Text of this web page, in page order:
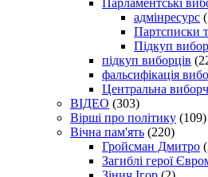
адмінресурс
Партсписки
Підкуп
підкуп виборців
фальсифікація
Центральна
ВІДЕО (303)
Вірші про політику (109)
Вічна пам'ять (220)
Гройсман Дмитро
Загиблі герої